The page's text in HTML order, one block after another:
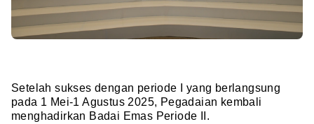
Setelah sukses dengan periode I yang berlangsung
pada 1 Mei-1 Agustus 2025, Pegadaian kembali
menghadirkan Badai Emas Periode II.